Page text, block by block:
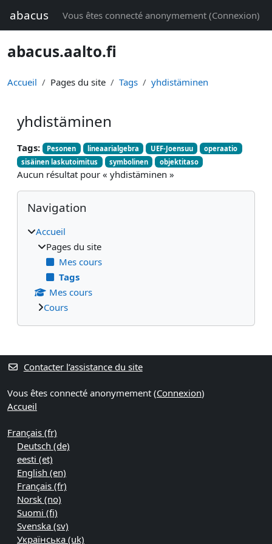
abacus Vous êtes connecté anonymement (Connexion)
abacus.aalto.fi
Accueil Pages du site Tags yhdistäminen
yhdistäminen
Tags: Pesonen lineaarialgebra UEF-Joensuu
operaatio
sisäinen laskutoimitus
symbolinen objektitaso
Aucun résultat pour « yhdistäminen »
Blocs
Passer Navigation
Navigation
Accueil
Pages du site
Mes cours
Tags
Mes cours
Cours
Blocs supplémentaires
Contacter l’assistance du site
Vous êtes connecté anonymement (Connexion)
Accueil
Français ‎(fr)‎
Deutsch ‎(de)‎
eesti ‎(et)‎
English ‎(en)‎
Français ‎(fr)‎
Norsk ‎(no)‎
Suomi ‎(fi)‎
Svenska ‎(sv)‎
Українська ‎(uk)‎